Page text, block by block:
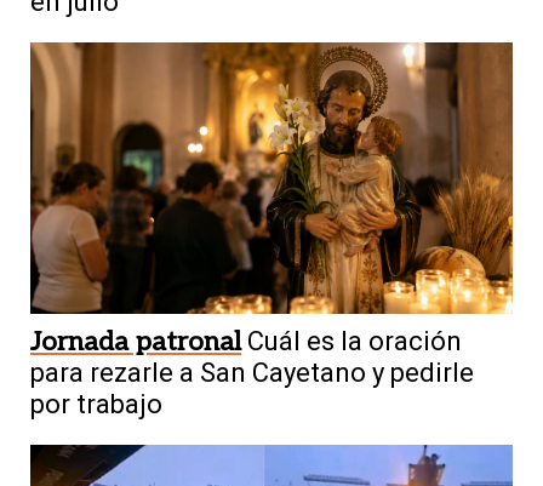
Jornada patronal Cuál es la oración
para rezarle a San Cayetano y pedirle
por trabajo